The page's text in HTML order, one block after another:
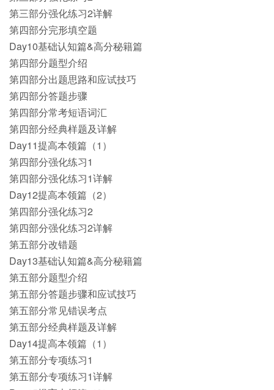
第三部分强化练习2详解
第四部分完形填空题
Day10基础认知篇&高分秘籍篇
第四部分题型介绍
第四部分出题思路和应试技巧
第四部分答题步骤
第四部分常考短语词汇
第四部分经典样题及详解
Day11提高本领篇（1）
第四部分强化练习1
第四部分强化练习1详解
Day12提高本领篇（2）
第四部分强化练习2
第四部分强化练习2详解
第五部分改错题
Day13基础认知篇&高分秘籍篇
第五部分题型介绍
第五部分答题步骤和应试技巧
第五部分常见错误考点
第五部分经典样题及详解
Day14提高本领篇（1）
第五部分专项练习1
第五部分专项练习1详解